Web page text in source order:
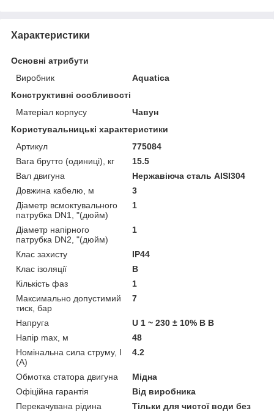
Характеристики
Основні атрибути
Виробник
Aquatica
Конструктивні особливості
Матеріал корпусу
Чавун
Користувальницькі характеристики
Артикул
775084
Вага брутто (одиниці), кг
15.5
Вал двигуна
Нержавіюча сталь AISI304
Довжина кабелю, м
3
Діаметр всмоктувального
патрубка DN1, "(дюйм)
1
Діаметр напірного
патрубка DN2, "(дюйм)
1
Клас захисту
IP44
Клас ізоляції
В
Кількість фаз
1
Максимально допустимий
тиск, бар
7
Напруга
U 1 ~ 230 ± 10% В В
Напір max, м
48
Номінальна сила струму, I
(А)
4.2
Обмотка статора двигуна
Мідна
Офіційна гарантія
Від виробника
Перекачувана рідина
Тільки для чистої води без